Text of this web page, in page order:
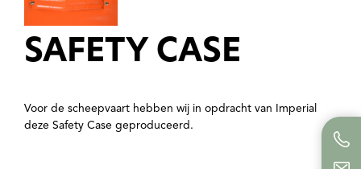
SAFETY CASE
Voor de scheepvaart hebben wij in opdracht van Imperial
deze Safety Case geproduceerd.